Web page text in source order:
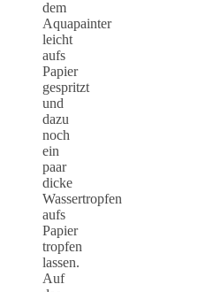
dem
Aquapainter
leicht
aufs
Papier
gespritzt
und
dazu
noch
ein
paar
dicke
Wassertropfen
aufs
Papier
tropfen
lassen.
Auf